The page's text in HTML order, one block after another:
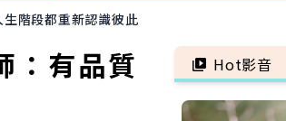
階段都重新認識彼此
：有品質
Hot影音